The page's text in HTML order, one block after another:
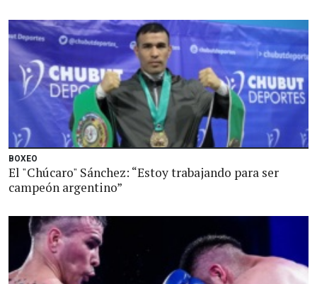
BOXEO
El "Chúcaro" Sánchez: “Estoy trabajando para ser
campeón argentino”